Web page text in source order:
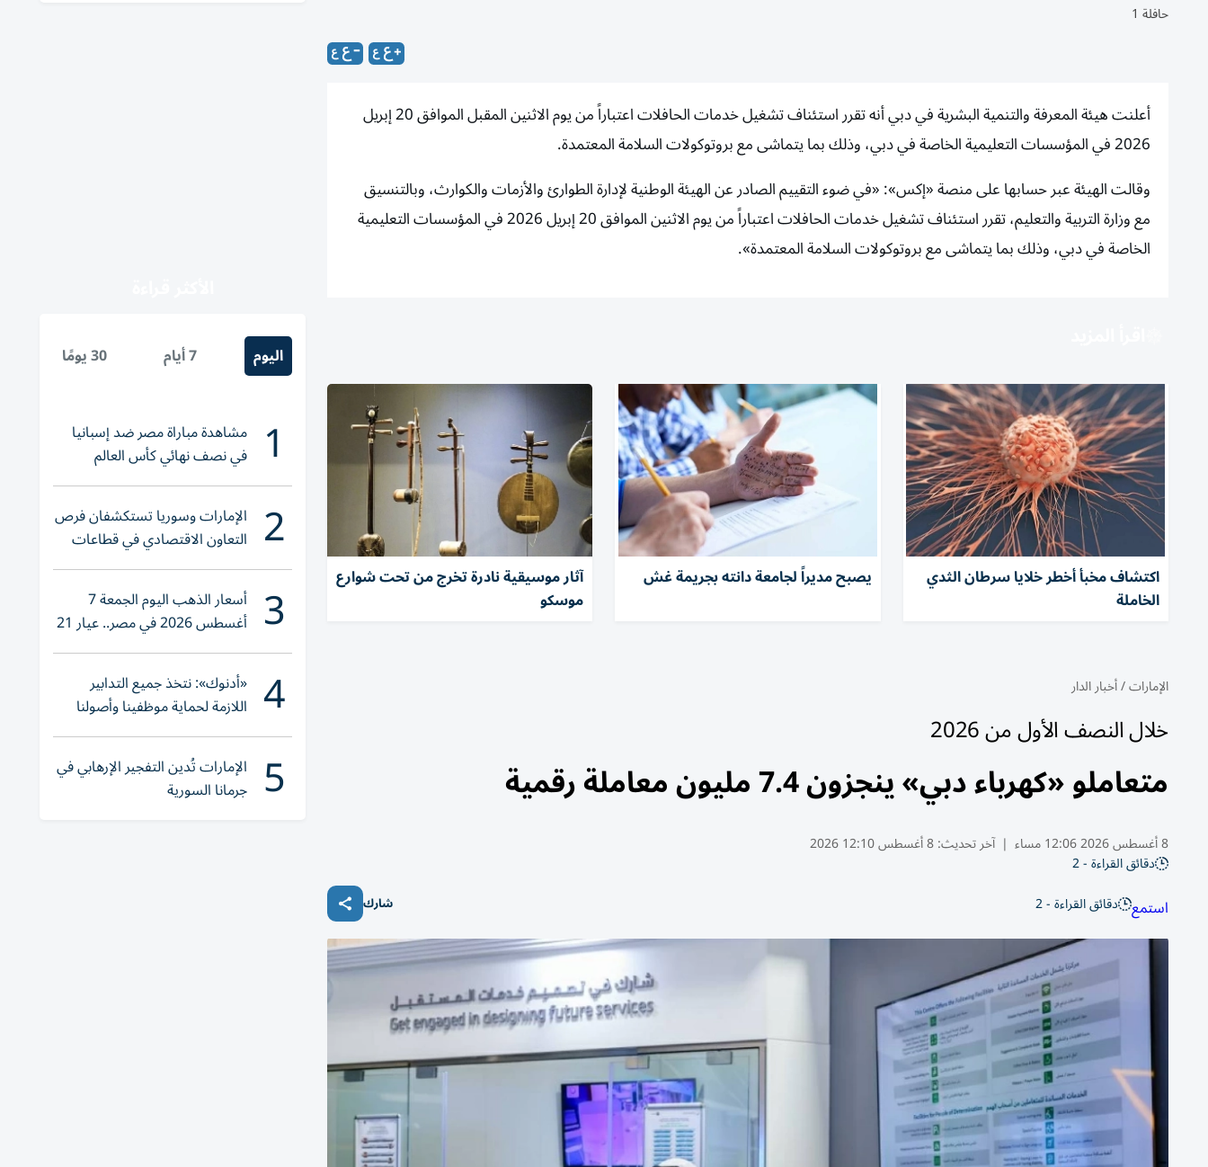
حافلة 1
أعلنت هيئة المعرفة والتنمية البشرية في دبي أنه
تقرر استئناف تشغيل خدمات الحافلات اعتباراً من يوم الاثنين المقبل الموافق 20 إبريل
2026 في المؤسسات التعليمية الخاصة في دبي، وذلك بما يتماشى مع بروتوكولات السلامة المعتمدة.
وقالت الهيئة عبر حسابها على منصة «إكس»: «في ضوء التقييم الصادر عن الهيئة الوطنية لإدارة الطوارئ والأزمات والكوارث، وبالتنسيق
مع وزارة التربية والتعليم، تقرر استئناف تشغيل خدمات الحافلات اعتباراً من يوم الاثنين الموافق 20 إبريل 2026 في المؤسسات التعليمية
الخاصة في دبي، وذلك بما يتماشى مع بروتوكولات السلامة المعتمدة».
اكتشاف مخبأ أخطر خلايا سرطان الثدي
الخاملة
يصبح مديراً لجامعة دانته بجريمة غش آثار موسيقية نادرة تخرج من تحت شوارع
موسكو
الإمارات/أخبار الدار
خلال النصف الأول من 2026
متعاملو «كهرباء دبي» ينجزون 7.4 مليون معاملة رقمية
8 أغسطس 2026 12:06 مساء | آخر تحديث:8 أغسطس 12:10 2026
دقائق القراءة - 2
استمع دقائق القراءة - 2 شارك
اليوم 7 أيام 30 يومًا
1 مشاهدة مباراة مصر ضد إسبانيا
في نصف نهائي كأس العالم
لناشئات اليد 2026
2 الإمارات وسوريا تستكشفان فرص
التعاون الاقتصادي في قطاعات
حيوية
3 أسعار الذهب اليوم الجمعة 7
أغسطس 2026 في مصر.. عيار 21
يقترب من هذا الرقم
4 «أدنوك»: نتخذ جميع التدابير
اللازمة لحماية موظفينا وأصولنا
وعملياتنا
5 الإمارات تُدين التفجير الإرهابي في
جرمانا السورية